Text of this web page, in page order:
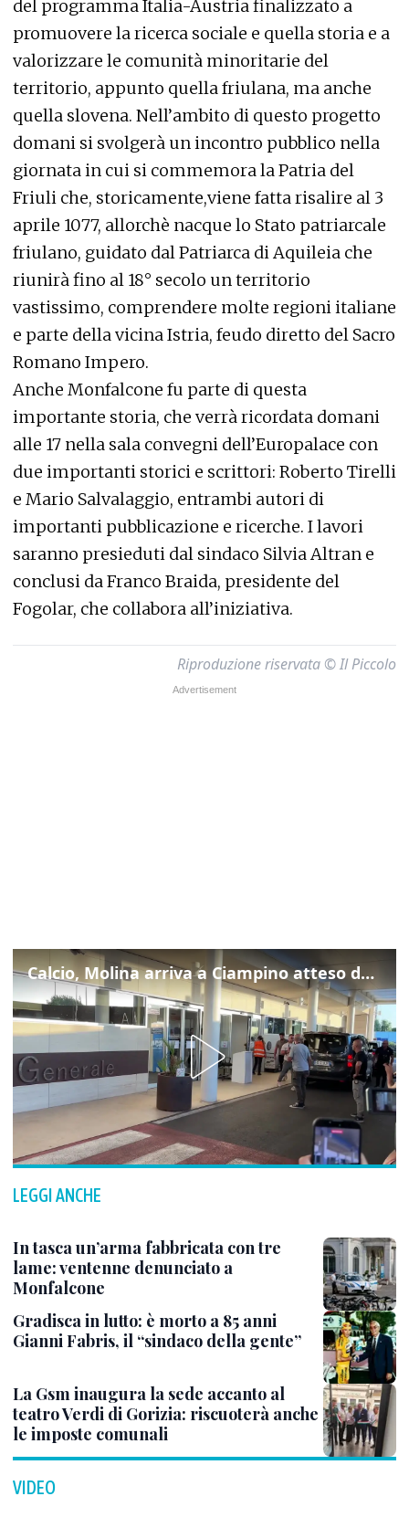
del programma Italia-Austria finalizzato a
promuovere la ricerca sociale e quella storia e a
valorizzare le comunità minoritarie del
territorio, appunto quella friulana, ma anche
quella slovena. Nell’ambito di questo progetto
domani si svolgerà un incontro pubblico nella
giornata in cui si commemora la Patria del
Friuli che, storicamente,viene fatta risalire al 3
aprile 1077, allorchè nacque lo Stato patriarcale
friulano, guidato dal Patriarca di Aquileia che
riunirà fino al 18° secolo un territorio
vastissimo, comprendere molte regioni italiane
e parte della vicina Istria, feudo diretto del Sacro
Romano Impero.
Anche Monfalcone fu parte di questa
importante storia, che verrà ricordata domani
alle 17 nella sala convegni dell’Europalace con
due importanti storici e scrittori: Roberto Tirelli
e Mario Salvalaggio, entrambi autori di
importanti pubblicazione e ricerche. I lavori
saranno presieduti dal sindaco Silvia Altran e
conclusi da Franco Braida, presidente del
Fogolar, che collabora all’iniziativa.
Riproduzione riservata © Il Piccolo
Calcio, Molina arriva a Ciampino atteso dalla Roma
LEGGI ANCHE
In tasca un’arma fabbricata con tre
lame: ventenne denunciato a
Monfalcone
Gradisca in lutto: è morto a 85 anni
Gianni Fabris, il “sindaco della gente”
La Gsm inaugura la sede accanto al
teatro Verdi di Gorizia: riscuoterà anche
le imposte comunali
VIDEO